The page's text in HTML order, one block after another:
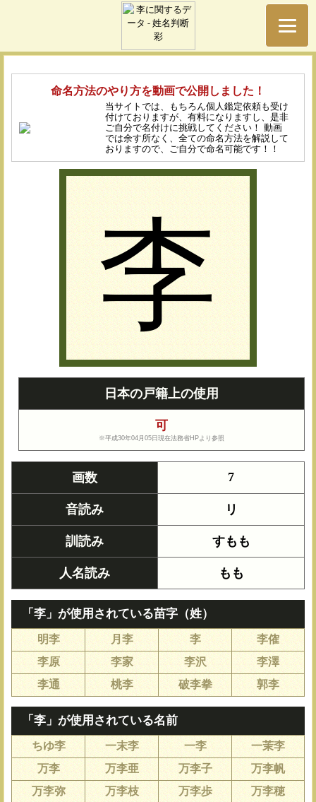
命名方法のやり方を動画で公開しました！
当サイトでは、もちろん個人鑑定依頼も受け
付けておりますが、有料になりますし、是非
ご自分で名付けに挑戦してください！ 動画
では余す所なく、全ての命名方法を解説して
おりますので、ご自分で命名可能です！！
李
日本の戸籍上の使用
可
※平成30年04月05日現在法務省HPより参照
画数 7
音読み リ
訓読み すもも
人名読み もも
「李」が使用されている苗字（姓）
明李 月李 李
李傕
李原
李家 李沢
李澤
李通
桃李 破李拳 郭李
「李」が使用されている名前
ちゆ李 一末李 一李
一茉李
万李
万李亜 万李子
万李帆
万李弥
万李枝 万李歩
万李穂